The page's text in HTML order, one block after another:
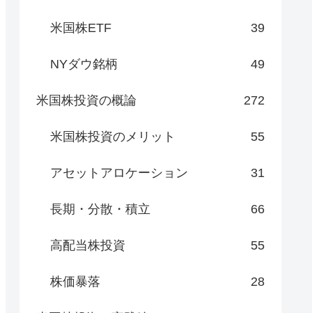
米国株ETF 39
NYダウ銘柄 49
米国株投資の概論 272
米国株投資のメリット 55
アセットアロケーション 31
長期・分散・積立 66
高配当株投資 55
株価暴落 28